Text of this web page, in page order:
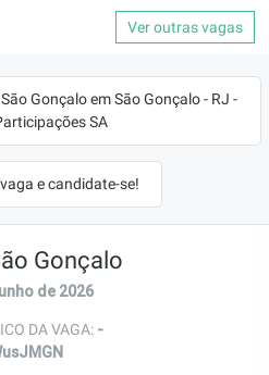
Ver outras vagas
Gonçalo em São Gonçalo - RJ -
SA
e candidate-se!
Gonçalo
de 2026
DA VAGA: -